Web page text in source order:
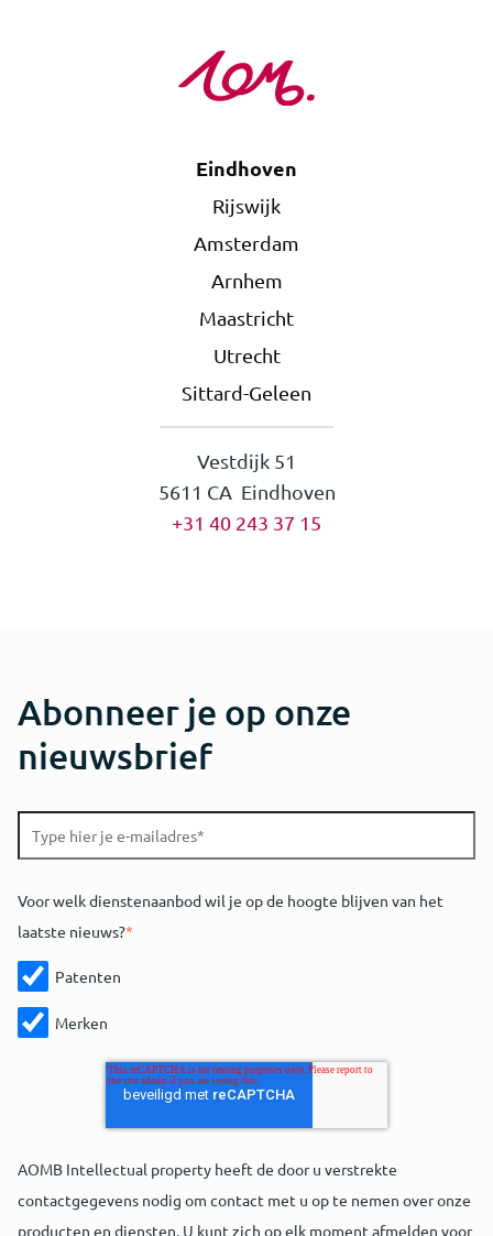
Eindhoven
Rijswijk
Amsterdam
Arnhem
Maastricht
Utrecht
Sittard-Geleen
Vestdijk 51
5611 CA Eindhoven
+31 40 243 37 15
Abonneer je op onze
nieuwsbrief
Voor welk dienstenaanbod wil je op de hoogte blijven van het
laatste nieuws?*
Patenten
Merken
AOMB Intellectual property heeft de door u verstrekte
contactgegevens nodig om contact met u op te nemen over onze
producten en diensten. U kunt zich op elk moment afmelden voor